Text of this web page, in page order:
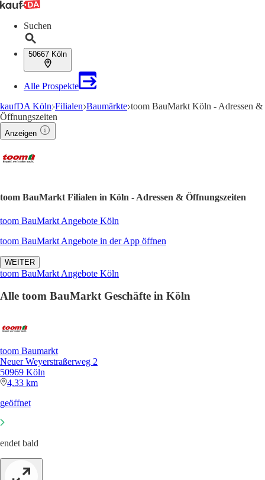
Suchen
50667 Köln
Alle Prospekte
kaufDA Köln Filialen Baumärkte toom BauMarkt Köln - Adressen &
Öffnungszeiten
Anzeigen
toom BauMarkt Filialen in Köln - Adressen & Öffnungszeiten
toom BauMarkt Angebote Köln
toom BauMarkt Angebote in der App öffnen
WEITER
toom BauMarkt Angebote Köln
Alle toom BauMarkt Geschäfte in Köln
toom Baumarkt
Neuer Weyerstraßerweg 2
50969 Köln
4,33 km
geöffnet
endet bald